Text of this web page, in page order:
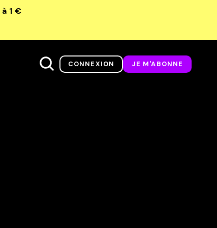
à 1 €
CONNEXION JE M'ABONNE